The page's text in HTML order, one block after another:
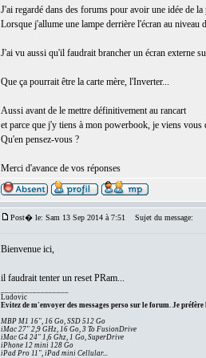
J'ai regardé dans des forums pour avoir une idée de
Lorsque j'allume une lampe derrière l'écran au niveau
J'ai vu aussi qu'il faudrait brancher un écran externe
Que ça pourrait être la carte mère, l'Inverter...
Aussi avant de le mettre définitivement au rancart
et parce que j'y tiens à mon powerbook, je viens vous
Qu'en pensez-vous ?
Merci d'avance de vos réponses
Post� le: Sam 13 Sep 2014 à 7:51 Sujet du message:
Bienvenue ici,
il faudrait tenter un reset PRam...
Ludovic
Evitez de m'envoyer des messages perso sur le forum. Je préfère
MBP M1 16", 16 Go, SSD 512 Go
iMac 27" 2,9 GHz, 16 Go, 3 To FusionDrive
iMac G4 24" 1,6 Ghz, 1 Go, SuperDrive
iPhone 12 mini 128 Go
iPad Pro 11", iPad mini Cellular...